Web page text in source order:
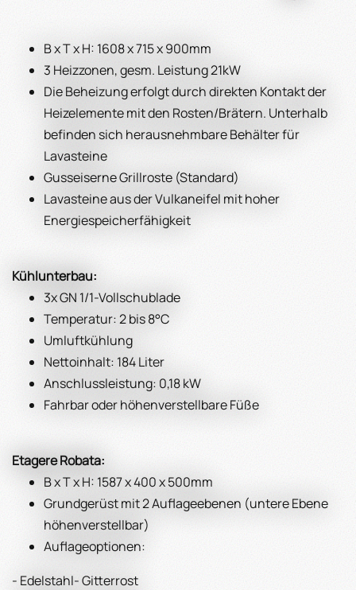
B x T x H: 1608 x 715 x 900mm
3 Heizzonen, gesm. Leistung 21kW
Die Beheizung erfolgt durch direkten Kontakt der
Heizelemente mit den Rosten/Brätern. Unterhalb
befinden sich herausnehmbare Behälter für
Lavasteine
Gusseiserne Grillroste (Standard)
Lavasteine aus der Vulkaneifel mit hoher
Energiespeicherfähigkeit
Kühlunterbau:
3x GN 1/1-Vollschublade
Temperatur: 2 bis 8°C
Umluftkühlung
Nettoinhalt: 184 Liter
Anschlussleistung: 0,18 kW
Fahrbar oder höhenverstellbare Füße
Etagere Robata:
B x T x H: 1587 x 400 x 500mm
Grundgerüst mit 2 Auflageebenen (untere Ebene
höhenverstellbar)
Auflageoptionen:
- Edelstahl- Gitterrost